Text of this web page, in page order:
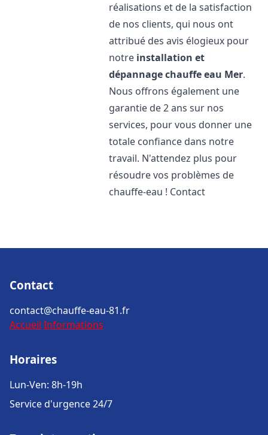
réalisations et de la satisfaction
de nos clients, qui nous ont
attribué des avis élogieux pour
notre installation et
dépannage chauffe eau Mer.
Nous offrons également une
garantie de 2 ans sur nos
services, pour vous donner une
totale confiance dans notre
travail. N'attendez plus pour
résoudre vos problèmes de
chauffe-eau ! Contact
Contact
contact@chauffe-eau-81.fr
Accueil Informations
Horaires
Lun-Ven: 8h-19h
Service d'urgence 24/7